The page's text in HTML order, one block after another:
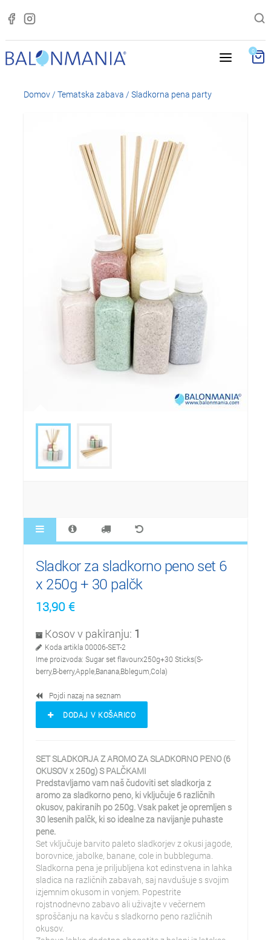
0
Domov/ Tematska zabava / Sladkorna pena party
Sladkor za sladkorno peno set 6
x 250g + 30 palčk
13,90€
Kosov v pakiranju: 1
Koda artikla00006-SET-2
Ime proizvoda: Sugar set flavourx250g+30 Sticks(S-
berry,B-berry,Apple,Banana,Bblegum,Cola)
Pojdi nazaj na seznam
DODAJ V KOŠARICO
SET SLADKORJA Z AROMO ZA SLADKORNO PENO (6
OKUSOV x 250g) S PALČKAMI
Predstavljamo vam naš čudoviti set sladkorja z
aromo za sladkorno peno, ki vključuje 6 različnih
okusov, pakiranih po 250g. Vsak paket je opremljen s
30 lesenih palčk, ki so idealne za navijanje puhaste
pene.
Set vključuje barvito paleto sladkorjev z okusi jagode,
borovnice, jabolke, banane, cole in bubbleguma.
Sladkorna pena je priljubljena kot edinstvena in lahka
sladica na različnih zabavah, saj navdušuje s svojim
izjemnim okusom in vonjem. Popestrite
rojstnodnevno zabavo ali uživajte v večernem
sproščanju na kavču s sladkorno peno različnih
okusov.